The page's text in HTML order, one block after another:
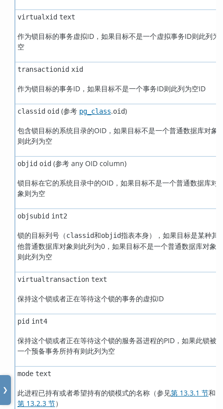
❯
virtualxid text
作为锁目标的事务虚拟ID，如果目标不是一个虚拟事务ID则此列为
空
transactionid xid
作为锁目标的事务ID，如果目标不是一个事务ID则此列为空ID
classid oid(参考 pg_class.oid)
包含锁目标的系统目录的OID，如果目标不是一个普通数据库对象
则此列为空
objid oid(参考 any OID column)
锁目标在它的系统目录中的OID，如果目标不是一个普通数据库对
象则为空
objsubid int2
锁的目标列号（classid和objid指表本身），如果目标是某种其
他普通数据库对象则此列为0，如果目标不是一个普通数据库对象
则此列为空
virtualtransaction text
保持这个锁或者正在等待这个锁的事务的虚拟ID
pid int4
保持这个锁或者正在等待这个锁的服务器进程的PID，如果此锁被
一个预备事务所持有则此列为空
mode text
此进程已持有或者希望持有的锁模式的名称（参见第 13.3.1 节和
第 13.2.3 节）